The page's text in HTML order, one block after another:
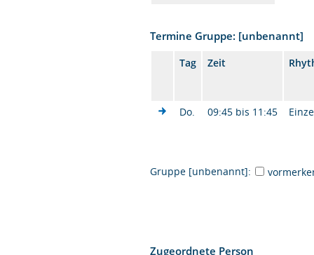
Termine Gruppe: [unbenannt]
Tag Zeit
Do. 09:45 bis 11:45
Gruppe [unbenannt]:
Zugeordnete Person